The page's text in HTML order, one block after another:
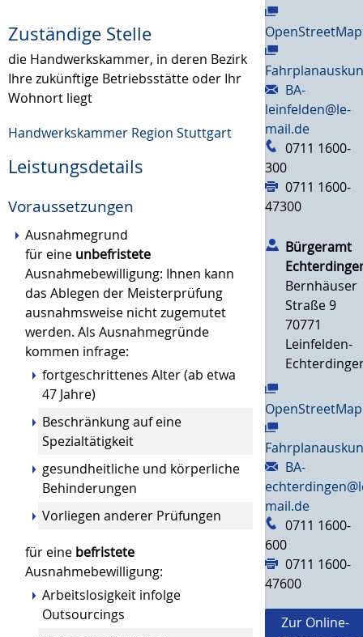
Zuständige Stelle
die Handwerkskammer, in deren Bezirk
Ihre zukünftige Betriebsstätte oder Ihr
Wohnort liegt
Handwerkskammer Region Stuttgart
Leistungsdetails
Voraussetzungen
Ausnahmegrund
für eine unbefristete
Ausnahmebewilligung: Ihnen kann
das Ablegen der Meisterprüfung
ausnahmsweise nicht zugemutet
werden. Als Ausnahmegründe
kommen infrage:
fortgeschrittenes Alter (ab etwa
47 Jahre)
Beschränkung auf eine
Spezialtätigkeit
gesundheitliche und körperliche
Behinderungen
Vorliegen anderer Prüfungen
für eine befristete
Ausnahmebewilligung:
Arbeitslosigkeit infolge
Outsourcings
OpenStreetMap
BA-
leinfelden@le-
mail.de
0711 1600-
300
0711 1600-
47300
Bürgeramt
Bernhäuser
Straße 9
70771
Leinfelden-
OpenStreetMap
BA-
mail.de
0711 1600-
600
0711 1600-
47600
Zur Online-